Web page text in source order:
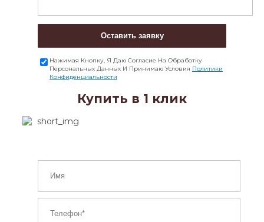
Оставить заявку
Нажимая Кнопку, Я Даю Согласие На Обработку
Персональных Данных И Принимаю Условия Политики
Конфиденциальности
Купить в 1 клик